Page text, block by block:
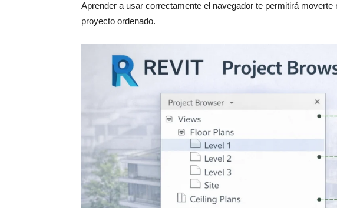
Aprender a usar correctamente el navegador te permitirá
proyecto ordenado.